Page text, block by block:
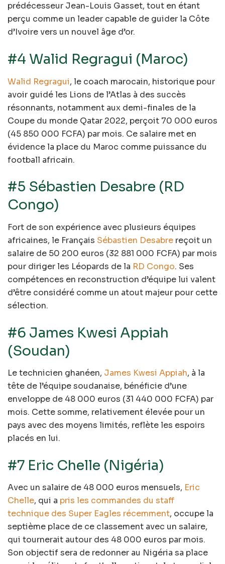
prédécesseur Jean-Louis Gasset, tout en étant
perçu comme un leader capable de guider la Côte
d’Ivoire vers un nouvel âge d’or.
#4 Walid Regragui (Maroc)
Walid Regragui, le coach marocain, historique pour
avoir guidé les Lions de l’Atlas à des succès
résonnants, notamment aux demi-finales de la
Coupe du monde Qatar 2022, perçoit 70 000 euros
(45 850 000 FCFA) par mois. Ce salaire met en
évidence la place du Maroc comme puissance du
football africain.
#5 Sébastien Desabre (RD
Congo)
Fort de son expérience avec plusieurs équipes
africaines, le Français Sébastien Desabre reçoit un
salaire de 50 200 euros (32 881 000 FCFA) par mois
pour diriger les Léopards de la RD Congo. Ses
compétences en reconstruction d’équipe lui valent
d’être considéré comme un atout majeur pour cette
sélection.
#6 James Kwesi Appiah
(Soudan)
Le technicien ghanéen, James Kwesi Appiah, à la
tête de l’équipe soudanaise, bénéficie d’une
enveloppe de 48 000 euros (31 440 000 FCFA) par
mois. Cette somme, relativement élevée pour un
pays avec des moyens limités, reflète les espoirs
placés en lui.
#7 Eric Chelle (Nigéria)
Avec un salaire de 48 000 euros mensuels, Eric
Chelle, qui a pris les commandes du staff
technique des Super Eagles récemment, occupe la
septième place de ce classement avec un salaire,
qui tournerait autour des 48 000 euros par mois.
Son objectif sera de redonner au Nigéria sa place